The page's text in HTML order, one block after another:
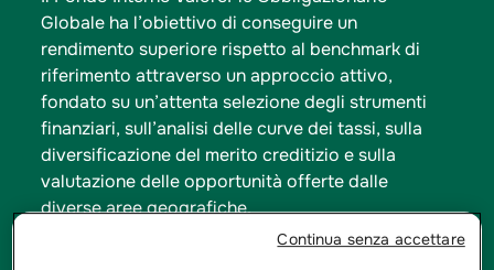
Globale ha l’obiettivo di conseguire un
rendimento superiore rispetto al benchmark di
riferimento attraverso un approccio attivo,
fondato su un’attenta selezione degli strumenti
finanziari, sull’analisi delle curve dei tassi, sulla
diversificazione del merito creditizio e sulla
valutazione delle opportunità offerte dalle
diverse aree geografiche.
Continua senza accettare